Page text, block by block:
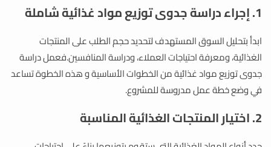
1. إجراء دراسة جدوى توزيع مواد غذائية شاملة
ابدأ بتحليل السوق المستهدف لتحديد حجم الطلب على المنتجات
الغذائية، ومعرفة احتياجات العملاء، ودراسة المنافسين.فعمل دراسة
جدوى توزيع مواد غذائية​ من الخطوات الأساسية و هذه الخطوة تساعد
في وضع خطة عمل مدروسة للمشروع.
2. اختيار المنتجات الغذائية المناسبة